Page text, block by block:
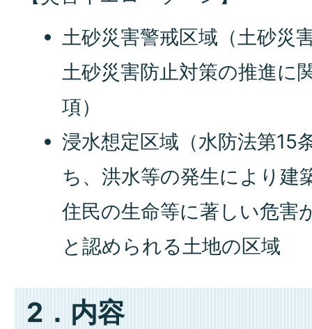
土砂災害警戒区域（土砂災
土砂災害防止対策の推進に
項）
浸水想定区域（水防法第15
ち、洪水等の発生により建
住民の生命等に著しい危害
と認められる土地の区域
2．内容